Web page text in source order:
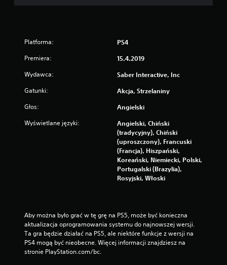
Platforma: PS4
Premiera: 15.4.2019
Wydawca: Saber Interactive, Inc
Gatunki: Akcja, Strzelaniny
Głos: Angielski
Wyświetlane języki:
Angielski, Chiński
(tradycyjny), Chiński
(uproszczony), Francuski
(Francja), Hiszpański,
Koreański, Niemiecki, Polski,
Portugalski (Brazylia),
Rosyjski, Włoski
Aby można było grać w tę grę na PS5, może być konieczna
aktualizacja oprogramowania systemu do najnowszej wersji.
Ta gra będzie działać na PS5, ale niektóre funkcje z wersji na
PS4 mogą być nieobecne. Więcej informacji znajdziesz na
stronie PlayStation.com/bc.